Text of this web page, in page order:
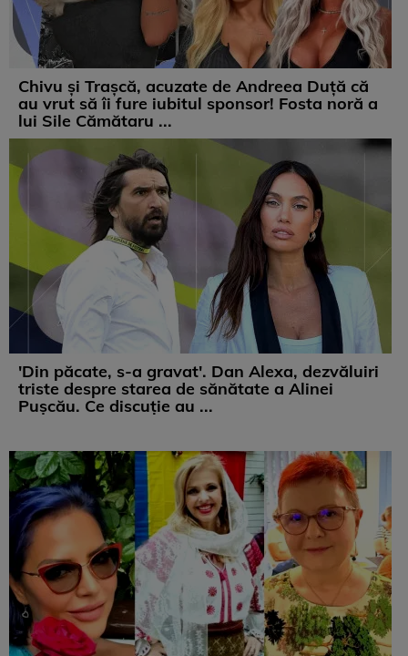
Chivu și Trașcă, acuzate de Andreea Duță că
au vrut să îi fure iubitul sponsor! Fosta noră a
lui Sile Cămătaru ...
'Din păcate, s-a gravat'. Dan Alexa, dezvăluiri
triste despre starea de sănătate a Alinei
Pușcău. Ce discuție au ...